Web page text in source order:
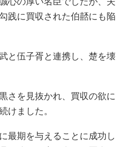
践に買収された伯嚭にも陥
と伍子胥と連携し、楚を壊
さを見抜かれ、買収の欲に
けました。
最期を与えることに成功し